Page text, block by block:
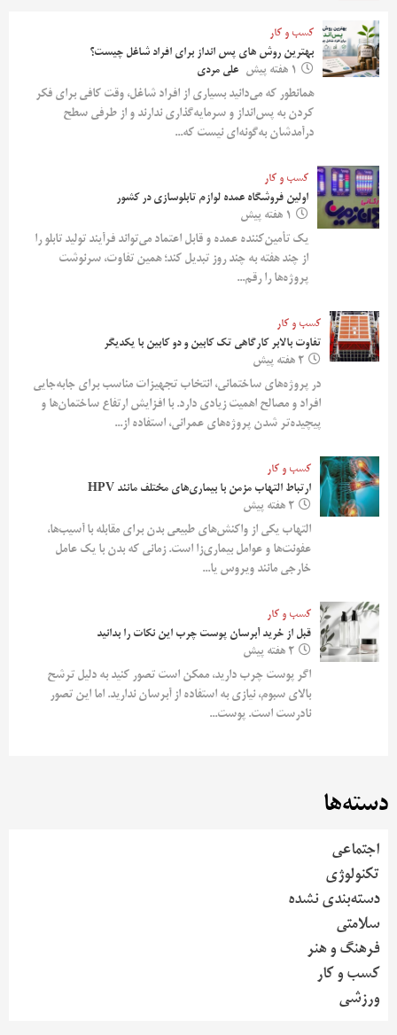
کسب و کار
بهترین روش‌ های پس‌ انداز برای افراد شاغل چیست؟
1 هفته پیش
علی مردی
همانطور که می‌دانید بسیاری از افراد شاغل، وقت کافی برای فکر
کردن به پس‌انداز و سرمایه‌گذاری ندارند و از طرفی سطح
درآمدشان به‌گونه‌ای نیست که...
کسب و کار
اولین فروشگاه عمده لوازم تابلوسازی در کشور
1 هفته پیش
یک تأمین‌کننده عمده و قابل اعتماد می‌تواند فرآیند تولید تابلو را
از چند هفته به چند روز تبدیل کند؛ همین تفاوت، سرنوشت
پروژه‌ها را رقم...
کسب و کار
تفاوت بالابر کارگاهی تک کابین و دو کابین با یکدیگر
2 هفته پیش
در پروژه‌های ساختمانی، انتخاب تجهیزات مناسب برای جابه‌جایی
افراد و مصالح اهمیت زیادی دارد. با افزایش ارتفاع ساختمان‌ها و
پیچیده‌تر شدن پروژه‌های عمرانی، استفاده از...
کسب و کار
ارتباط التهاب مزمن با بیماری‌های مختلف مانند HPV
2 هفته پیش
التهاب یکی از واکنش‌های طبیعی بدن برای مقابله با آسیب‌ها،
عفونت‌ها و عوامل بیماری‌زا است. زمانی که بدن با یک عامل
خارجی مانند ویروس یا...
کسب و کار
قبل از خرید آبرسان پوست چرب این نکات را بدانید
2 هفته پیش
اگر پوست چرب دارید، ممکن است تصور کنید به دلیل ترشح
بالای سبوم، نیازی به استفاده از آبرسان ندارید. اما این تصور
نادرست است. پوست...
دسته‌ها
اجتماعی
تکنولوژی
دسته‌بندی نشده
سلامتی
فرهنگ و هنر
کسب و کار
ورزشی